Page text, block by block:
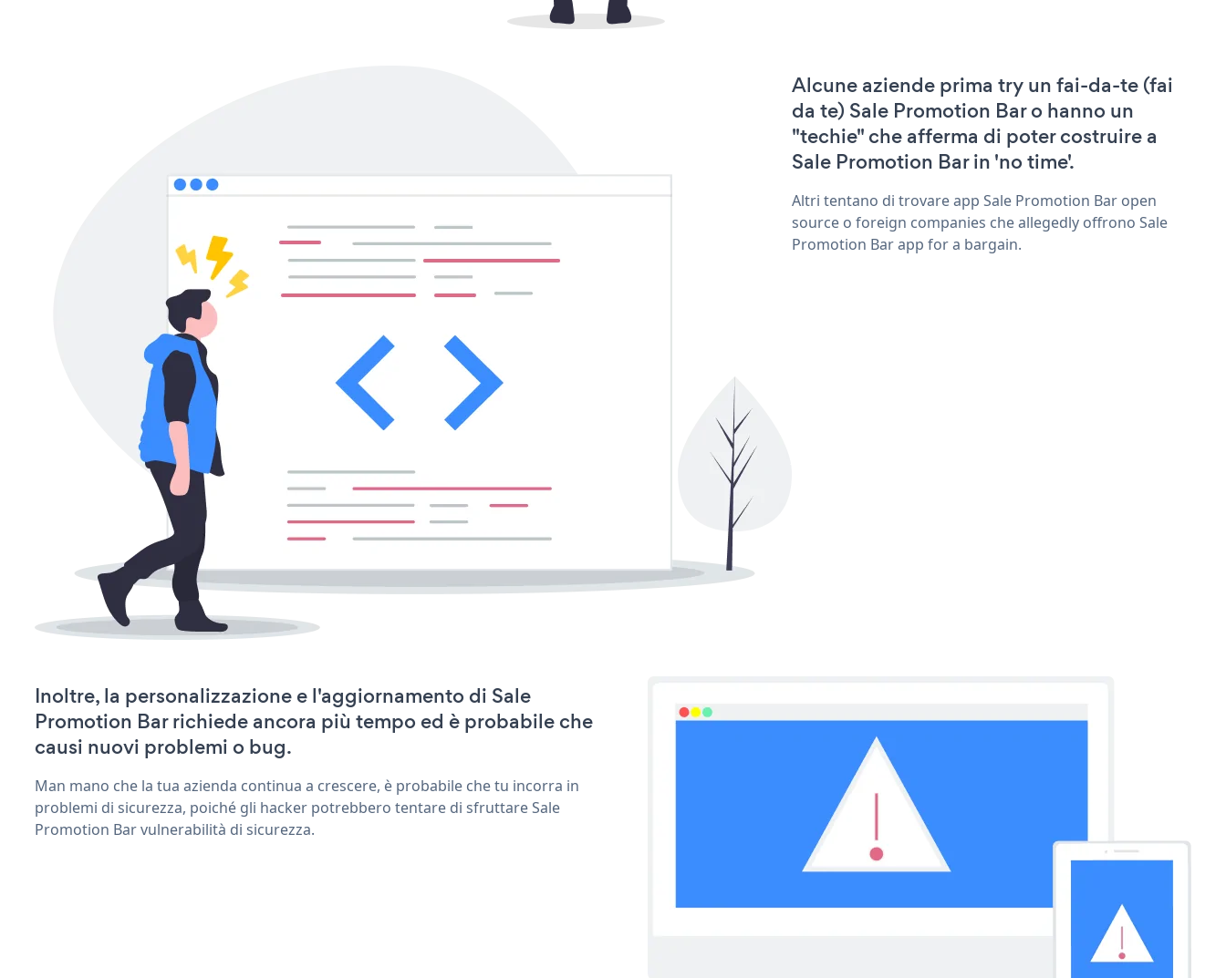
Alcune aziende prima try un fai-da-te (fai
da te) Sale Promotion Bar o hanno un
"techie" che afferma di poter costruire a
Sale Promotion Bar in 'no time'.
Altri tentano di trovare app Sale Promotion Bar open
source o foreign companies che allegedly offrono Sale
Promotion Bar app for a bargain.
Inoltre, la personalizzazione e l'aggiornamento di Sale
Promotion Bar richiede ancora più tempo ed è probabile che
causi nuovi problemi o bug.
Man mano che la tua azienda continua a crescere, è probabile che tu incorra in
problemi di sicurezza, poiché gli hacker potrebbero tentare di sfruttare Sale
Promotion Bar vulnerabilità di sicurezza.